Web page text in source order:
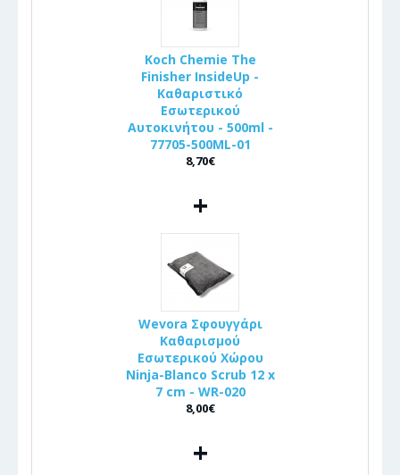
Koch Chemie The
Finisher InsideUp -
Καθαριστικό
Εσωτερικού
Αυτοκινήτου - 500ml -
77705-500ML-01
8,70€
+
Wevora Σφουγγάρι
Καθαρισμού
Εσωτερικού Χώρου
Ninja-Blanco Scrub 12 x
7 cm - WR-020
8,00€
+